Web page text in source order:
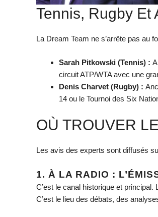
Tennis, Rugby Et
La Dream Team ne s’arrête pas au
Sarah Pitkowski (Tennis) :
circuit ATP/WTA avec une
Denis Charvet (Rugby) :
14 ou le Tournoi des Six
OÙ TROUVER
Les avis des experts sont diffusés
1. À LA RADIO :
C’est le canal historique et
C’est le lieu des débats, des